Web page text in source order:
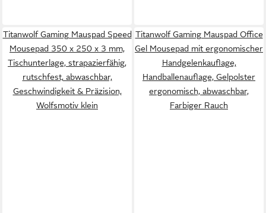
Titanwolf Gaming Mauspad Speed
Mousepad 350 x 250 x 3 mm,
Tischunterlage, strapazierfähig,
rutschfest, abwaschbar,
Geschwindigkeit & Präzision,
Wolfsmotiv klein
Titanwolf Gaming Mauspad Office
Gel Mousepad mit ergonomischer
Handgelenkauflage,
Handballenauflage, Gelpolster
ergonomisch, abwaschbar,
Farbiger Rauch